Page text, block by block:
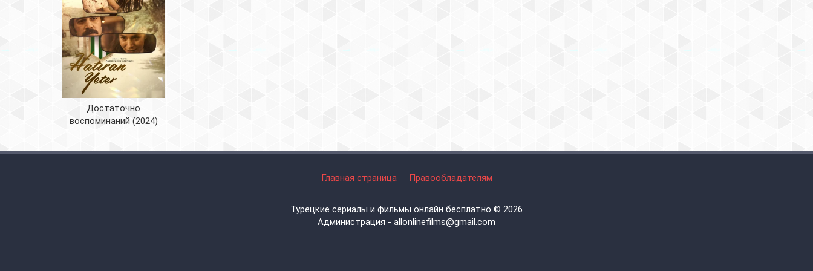
Достаточно
воспоминаний (2024)
Главная страница Правообладателям
Турецкие сериалы и фильмы онлайн бесплатно © 2026
Администрация - allonlinefilms@gmail.com